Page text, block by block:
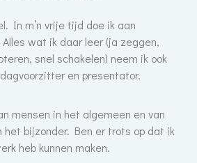
In m’n vrije tijd doe ik aan
wat ik daar leer (ja zeggen,
snel schakelen) neem ik ook
en presentator.
mensen in het algemeen en van
het bijzonder. Ben er trots op dat ik
heb kunnen maken.